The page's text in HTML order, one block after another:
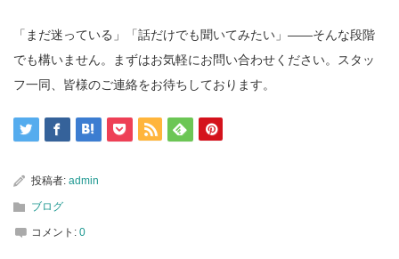
「まだ迷っている」「話だけでも聞いてみたい」——そんな段階
でも構いません。まずはお気軽にお問い合わせください。スタッ
フ一同、皆様のご連絡をお待ちしております。
投稿者: admin
ブログ
コメント: 0